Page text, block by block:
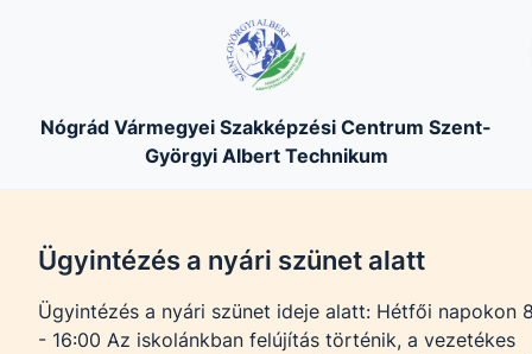
Nógrád Vármegyei Szakképzési Centrum Szent-
Györgyi Albert Technikum
Ügyintézés a nyári szünet alatt
Ügyintézés a nyári szünet ideje alatt: Hétfői napokon 8:00
- 16:00 Az iskolánkban felújítás történik, a vezetékes